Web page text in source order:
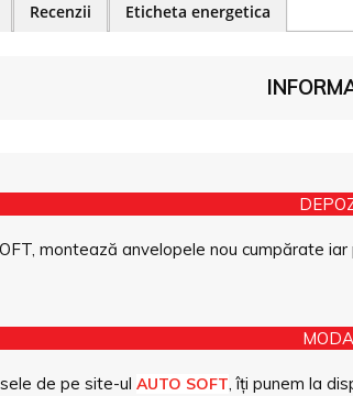
Recenzii Eticheta energetica
montează anvelopele nou cumpărate
de pe site-ul AUTO SOFT, îți punem la